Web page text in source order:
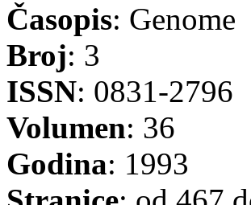
Časopis: Genome
Broj: 3
ISSN: 0831-2796
Volumen: 36
Godina: 1993